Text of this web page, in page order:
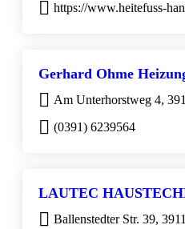
https://www.heitefuss-
Gerhard Ohme
Am Unterhorstweg 4,
(0391) 6239564
LAUTEC
Ballenstedter Str. 39,